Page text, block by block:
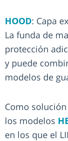
HOOD: Capa
La funda de
protección
y puede
modelos de
Como
los modelos
en los que el